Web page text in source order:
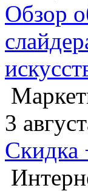
Обзор
3
Скидка